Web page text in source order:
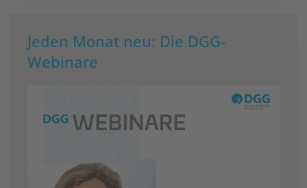
Jeden Monat neu: Die DGG-
Webinare